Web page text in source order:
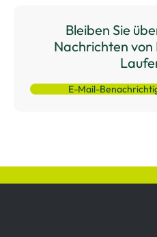
Bleiben Sie
Nachrichten von
E-Mail-